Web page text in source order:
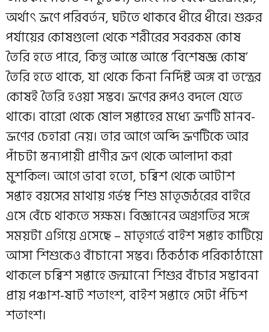
অর্থাৎ ভ্রূণে পরিবর্তন, ঘটতে থাকবে ধীরে ধীরে। শুরুর
পর্যায়ের কোষগুলো থেকে শরীরের সবরকম কোষ
তৈরি হতে পারে, কিন্তু আস্তে আস্তে ‘বিশেষজ্ঞ কোষ’
তৈরি হতে থাকে, যা থেকে কিনা নির্দিষ্ট অঙ্গ বা তন্ত্রের
কোষই তৈরি হওয়া সম্ভব। ভ্রূণের রূপও বদলে যেতে
থাকে। বারো থেকে ষোল সপ্তাহের মধ্যে ভ্রূণটি মানব-
ভ্রূণের চেহারা নেয়। তার আগে অব্দি ভ্রূণটিকে আর
পাঁচটা স্তন্যপায়ী প্রাণীর ভ্রূণ থেকে আলাদা করা
মুশকিল। আগে ভাবা হতো, চব্বিশ থেকে আটাশ
সপ্তাহ বয়সের মাথায় গর্ভস্থ শিশু মাতৃজঠরের বাইরে
এসে বেঁচে থাকতে সক্ষম। বিজ্ঞানের অগ্রগতির সঙ্গে
সময়টা এগিয়ে এসেছে – মাতৃগর্ভে বাইশ সপ্তাহ কাটিয়ে
আসা শিশুকেও বাঁচানো সম্ভব। ঠিকঠাক পরিকাঠামো
থাকলে চব্বিশ সপ্তাহে জন্মানো শিশুর বাঁচার সম্ভাবনা
প্রায় পঞ্চাশ-ষাট শতাংশ, বাইশ সপ্তাহে সেটা পঁচিশ
শতাংশ।